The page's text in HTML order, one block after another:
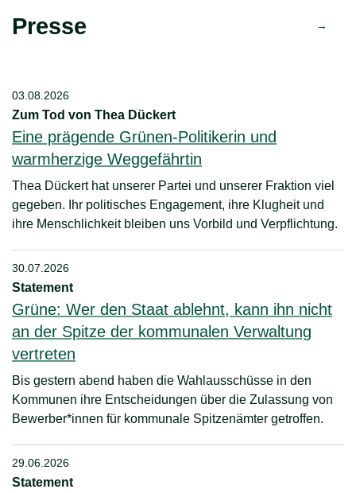
Presse
03.08.2026
Zum Tod von Thea Dückert
Eine prägende Grünen-Politikerin und
warmherzige Weggefährtin
Thea Dückert hat unserer Partei und unserer Fraktion viel
gegeben. Ihr politisches Engagement, ihre Klugheit und
ihre Menschlichkeit bleiben uns Vorbild und Verpflichtung.
30.07.2026
Statement
Grüne: Wer den Staat ablehnt, kann ihn nicht
an der Spitze der kommunalen Verwaltung
vertreten
Bis gestern abend haben die Wahlausschüsse in den
Kommunen ihre Entscheidungen über die Zulassung von
Bewerber*innen für kommunale Spitzenämter getroffen.
29.06.2026
Statement